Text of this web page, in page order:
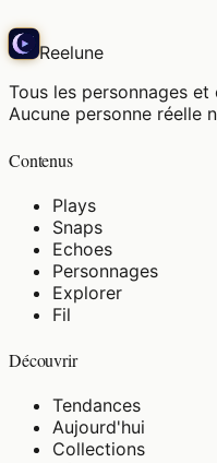
Reelune
Tous les personnages
Aucune personne réelle
Contenus
Plays
Snaps
Echoes
Personnages
Explorer
Fil
Découvrir
Tendances
Aujourd'hui
Collections